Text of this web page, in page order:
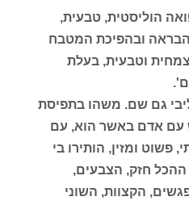
הוליסטית, טבעית,
הבראה ובהפיכת המטבח
וטבעית, בעלת
גם שם. משהו בתפיסת
עם אדם באשר הוא, עם
ומזין, הותירו בי
חזק, הצבעים,
הקצוות, השוני